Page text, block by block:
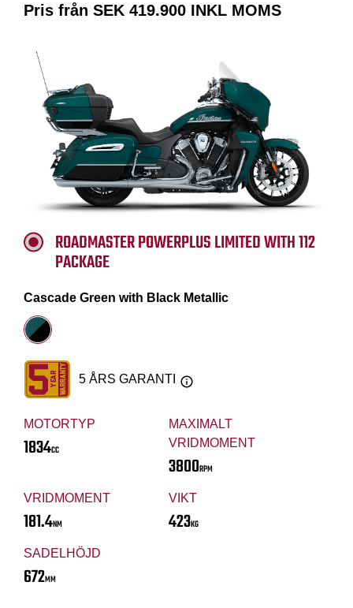
Pris från SEK 419.900 INKL MOMS
MOTORTYP
1834CC
MAXIMALT
VRIDMOMENT
3800RPM
VRIDMOMENT
181.4NM
VIKT
423KG
SADELHÖJD
672MM
ROADMASTER POWERPLUS LIMITED WITH 112
PACKAGE
Cascade Green with Black Metallic
5 ÅRS GARANTI